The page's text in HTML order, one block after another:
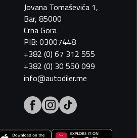
Jovana Tomaševića 1,
Bar, 85000
Crna Gora
PIB: 03007448
+382 (0) 67 312 555
+382 (0) 30 550 099
info@autodiler.me